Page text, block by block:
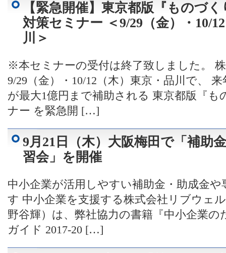
【緊急開催】東京都版『ものづ
対策セミナー ＜9/29（金）・10/
川＞
※本セミナーの受付は終了致しました。
9/29（金）・10/12（木）東京・品川で、
が最大1億円まで補助される 東京都版『
ナー を緊急開 […]
9月21日（木）大阪梅田で「補助
習会」を開催
中小企業が活用しやすい補助金・助成金
す 中小企業を支援する株式会社リブウェ
野谷輝）は、弊社協力の書籍『中小企業
ガイド 2017-20 […]